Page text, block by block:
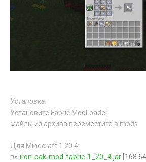
Установка:
Установите Fabric ModLoader
Файлы из архива переместите в mods
Для Minecraft 1.20.4:
п»їiron-oak-mod-fabric-1_20_4.jar